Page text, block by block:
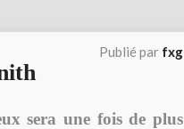
Publié par fxg
sera une fois de plus